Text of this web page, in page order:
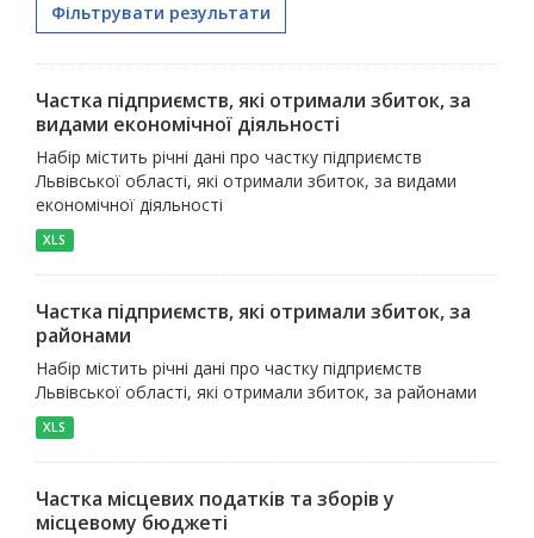
Фільтрувати результати
Частка підприємств, які отримали збиток, за
видами економічної діяльності
Набір містить річні дані про частку підприємств
Львівської області, які отримали збиток, за видами
економічної діяльності
XLS
Частка підприємств, які отримали збиток, за
районами
Набір містить річні дані про частку підприємств
Львівської області, які отримали збиток, за районами
XLS
Частка місцевих податків та зборів у
місцевому бюджеті